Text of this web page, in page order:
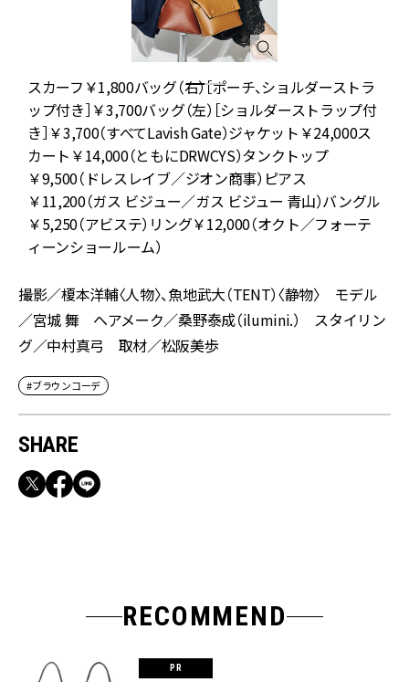
スカーフ￥1,800バッグ（右）［ポーチ、ショルダーストラ
ップ付き］￥3,700バッグ（左）［ショルダーストラップ付
き］￥3,700（すべてLavish Gate）ジャケット￥24,000ス
カート￥14,000（ともにDRWCYS）タンクトップ
￥9,500（ドレスレイブ／ジオン商事）ピアス
￥11,200（ガス ビジュー／ガス ビジュー 青山）バングル
￥5,250（アビステ）リング￥12,000（オクト／フォーテ
ィーンショールーム）
撮影／榎本洋輔〈人物〉、魚地武大（TENT）〈静物〉 モデル
／宮城 舞 ヘアメーク／桑野泰成（ilumini.） スタイリン
グ／中村真弓 取材／松阪美歩
#ブラウンコーデ
SHARE
RECOMMEND